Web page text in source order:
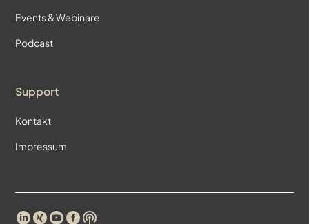
Events & Webinare
Podcast
Support
Kontakt
Impressum